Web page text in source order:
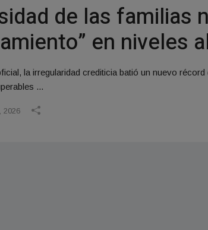
de las familias
en niveles
la irregularidad crediticia batió un nuevo
...
2026